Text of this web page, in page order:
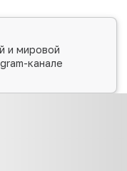
и мировой
канале